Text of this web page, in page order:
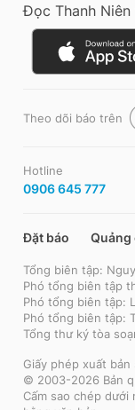
Đọc Thanh
Theo dõi báo trên
Hotline
0906 645 777
Đặt báo Quảng
Tổng biên tập:
Phó tổng biên tập
Phó tổng biên tập:
Phó tổng biên tập:
Tổng thư ký tòa
Giấy phép xuất bản
© 2003-2026 Bản
Cấm sao chép